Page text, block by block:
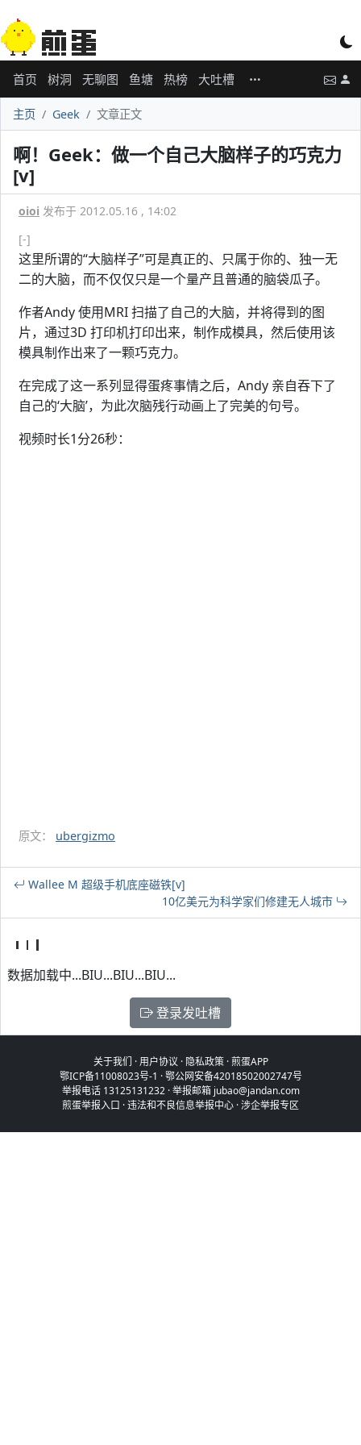
首页 树洞 无聊图 鱼塘 热榜 大吐槽
主页 Geek 文章正文
啊！Geek：做一个自己大脑样子的巧克力
[v]
oioi 发布于 2012.05.16 , 14:02
[-]
这里所谓的“大脑样子”可是真正的、只属于你的、独一无
二的大脑，而不仅仅只是一个量产且普通的脑袋瓜子。
作者Andy 使用MRI 扫描了自己的大脑，并将得到的图
片，通过3D 打印机打印出来，制作成模具，然后使用该
模具制作出来了一颗巧克力。
在完成了这一系列显得蛋疼事情之后，Andy 亲自吞下了
自己的‘大脑’，为此次脑残行动画上了完美的句号。
视频时长1分26秒：
原文： ubergizmo
Wallee M 超级手机底座磁铁[v]
10亿美元为科学家们修建无人城市
数据加载中...BIU...BIU...BIU...
登录发吐槽
关于我们 ·用户协议 · 隐私政策·煎蛋APP
鄂ICP备11008023号-1 ·鄂公网安备42018502002747号
举报电话 13125131232 · 举报邮箱 jubao@jandan.com
煎蛋举报入口 ·违法和不良信息举报中心 ·涉企举报专区